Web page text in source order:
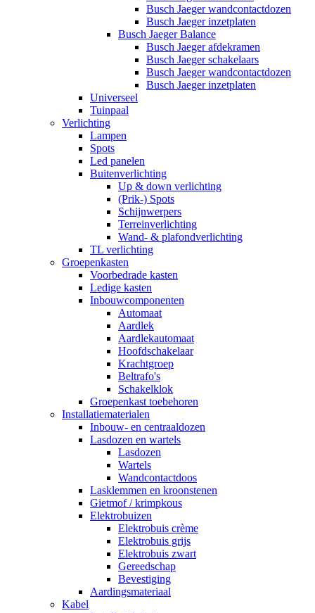
Busch Jaeger wandcontactdozen
Busch Jaeger inzetplaten
Busch Jaeger Balance
Busch Jaeger afdekramen
Busch Jaeger schakelaars
Busch Jaeger wandcontactdozen
Busch Jaeger inzetplaten
Universeel
Tuinpaal
Verlichting
Lampen
Spots
Led panelen
Buitenverlichting
Up & down verlichting
(Prik-) Spots
Schijnwerpers
Terreinverlichting
Wand- & plafondverlichting
TL verlichting
Groepenkasten
Voorbedrade kasten
Ledige kasten
Inbouwcomponenten
Automaat
Aardlek
Aardlekautomaat
Hoofdschakelaar
Krachtgroep
Beltrafo's
Schakelklok
Groepenkast toebehoren
Installatiematerialen
Inbouw- en centraaldozen
Lasdozen en wartels
Lasdozen
Wartels
Wandcontactdoos
Lasklemmen en kroonstenen
Gietmof / krimpkous
Elektrobuizen
Elektrobuis crème
Elektrobuis grijs
Elektrobuis zwart
Gereedschap
Bevestiging
Aardingsmateriaal
Kabel